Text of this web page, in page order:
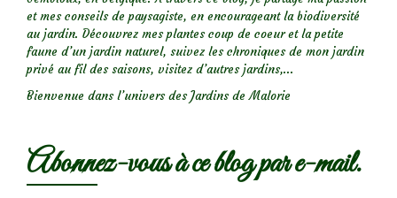
et mes conseils de paysagiste, en encourageant la biodiversité
au jardin. Découvrez mes plantes coup de coeur et la petite
faune d’un jardin naturel, suivez les chroniques de mon jardin
privé au fil des saisons, visitez d’autres jardins,...
Bienvenue dans l’univers des Jardins de Malorie
Abonnez-vous à ce blog par e-mail.